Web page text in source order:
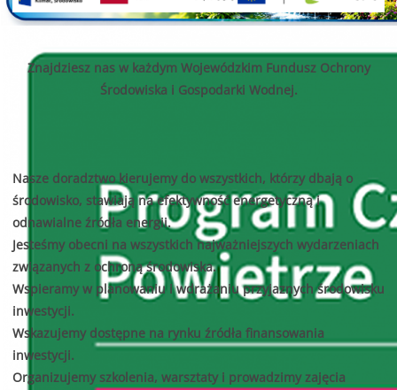
Znajdziesz nas w każdym Wojewódzkim Fundusz Ochrony
Środowiska i Gospodarki Wodnej.
Nasze doradztwo kierujemy do wszystkich, którzy dbają o
środowisko, stawiają na efektywność energetyczną i
odnawialne źródła energii.
Jesteśmy obecni na wszystkich najważniejszych wydarzeniach
związanych z ochroną środowiska.
Wspieramy w planowaniu i wdrażaniu przyjaznych środowisku
inwestycji.
Wskazujemy dostępne na rynku źródła finansowania
inwestycji.
Organizujemy szkolenia, warsztaty i prowadzimy zajęcia